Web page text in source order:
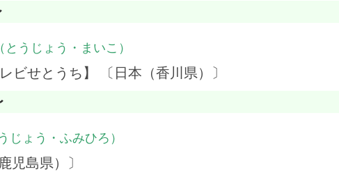
（とうじょう・まいこ）
ビせとうち】 〔日本（香川県）〕
じょう・ふみひろ）
児島県）〕